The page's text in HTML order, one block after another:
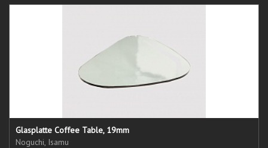
Glasplatte Coffee Table, 19mm
Noguchi, Isamu